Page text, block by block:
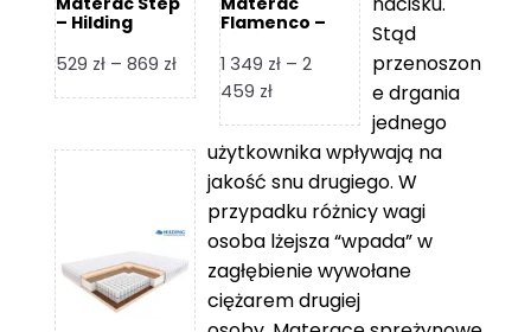
– Hilding
529 zł – 869 złZakres
cen:
529 zł
do
869 zł
Flamenco –
1 349 zł – 2
459 złZakres
od
1
349 zł
2
459 zł
Stąd
przenoszon
e drgania
jednego
użytkownika wpływają na
jakość snu drugiego. W
przypadku różnicy wagi
osoba lżejsza “wpada” w
zagłębienie wywołane
ciężarem drugiej